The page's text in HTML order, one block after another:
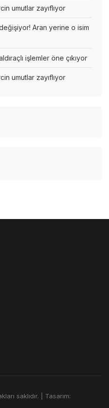
umutlar zayıflıyor
Aran yerine o isim
işlemler öne çıkıyor
umutlar zayıflıyor
saklıdır. | Tasarım: